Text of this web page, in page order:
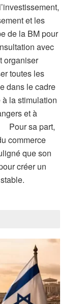
et les
de la BM pour
avec
organiser
toutes les
dans le cadre
à la stimulation
et à
Pour sa part,
commerce
que son
créer un